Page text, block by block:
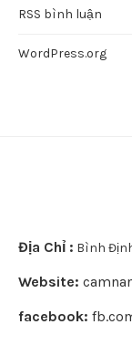
RSS bình luận
WordPress.org
Địa Chỉ : Bình
Website:
facebook: